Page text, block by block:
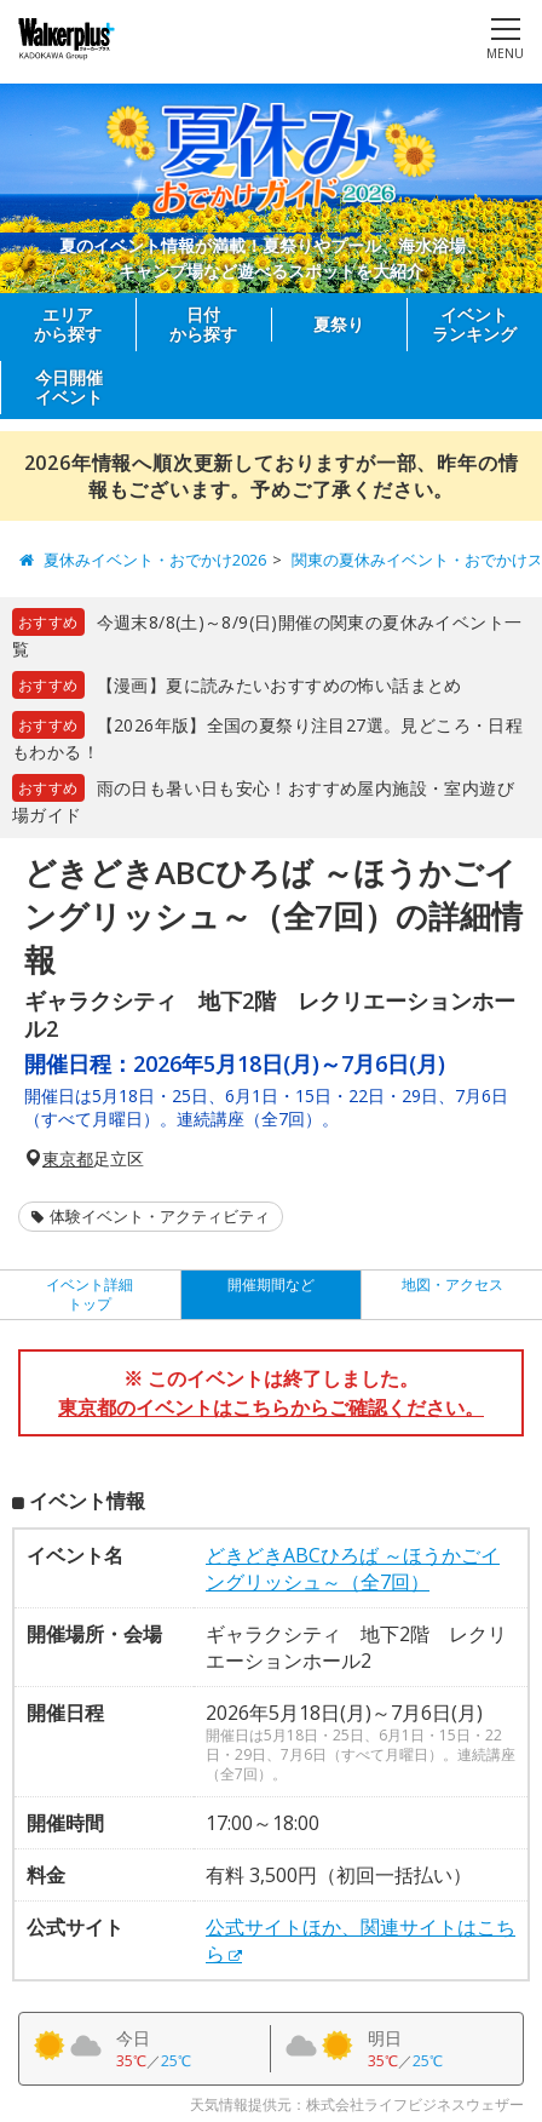
MENU
夏のイベント情報が満載！夏祭りやプール、海水浴場、
キャンプ場など遊べるスポットを大紹介
エリア
から探す
日付
から探す
夏祭り
イベント
ランキング
今日開催
イベント
2026年情報へ順次更新しておりますが一部、昨年の情
報もございます。予めご了承ください。
夏休みイベント・おでかけ2026 関東の夏休みイベント・おでかけ
おすすめ
今週末8/8(土)～8/9(日)開催の関東の夏休みイベント一
覧
おすすめ 【漫画】夏に読みたいおすすめの怖い話まとめ
おすすめ
【2026年版】全国の夏祭り注目27選。見どころ・日程
もわかる！
おすすめ
雨の日も暑い日も安心！おすすめ屋内施設・室内遊び
場ガイド
どきどきABCひろば ～ほうかごイ
ングリッシュ～（全7回）の詳細情
報
ギャラクシティ 地下2階 レクリエーションホー
ル2
開催日程： 2026年5月18日(月)～7月6日(月)
開催日は5月18日・25日、6月1日・15日・22日・29日、7月6日
（すべて月曜日）。連続講座（全7回）。
東京都足立区
体験イベント・アクティビティ
イベント詳細
トップ
開催期間など 地図・アクセス
※ このイベントは終了しました。
東京都のイベントはこちらからご確認ください。
イベント情報
イベント名
どきどきABCひろば ～ほうかごイ
ングリッシュ～（全7回）
開催場所・会場
ギャラクシティ 地下2階 レクリ
エーションホール2
開催日程
2026年5月18日(月)～7月6日(月)
開催日は5月18日・25日、6月1日・15日・22
日・29日、7月6日（すべて月曜日）。連続講座
（全7回）。
開催時間
17:00～18:00
料金
有料 3,500円（初回一括払い）
公式サイト
公式サイトほか、関連サイトはこち
ら
今日
35℃／25℃
明日
35℃／25℃
天気情報提供元：株式会社ライフビジネスウェザー